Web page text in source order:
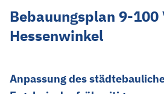
Bebauungsplan 9-100
Hessenwinkel
Anpassung des